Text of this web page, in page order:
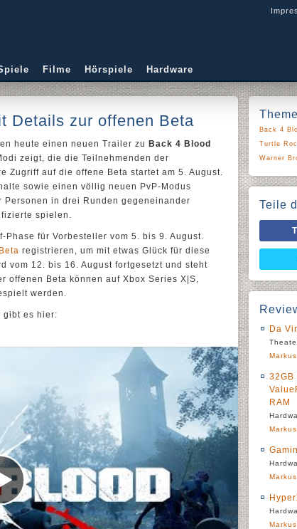
Filme Hörspiele Hardware
Details zur offenen Beta
heute einen neuen Trailer zu Back 4 Blood
zeigt, die die Teilnehmenden der
Zugriff auf die offene Beta startet am 5. August.
sowie einen völlig neuen PvP-Modus
Personen in drei Runden gegeneinander
spielen.
für Vorbesteller vom 5. bis 9. August.
registrieren, um mit etwas Glück für diese
vom 12. bis 16. August fortgesetzt und steht
offenen Beta können auf Xbox Series X|S,
werden.
gibt es hier:
Back 4
Turtle
Warner
Teile
Da
32GB
RAM